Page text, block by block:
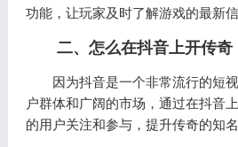
功能，让玩家及时了解游戏的最新信
二、怎么在抖音上开传奇
因为抖音是一个非常流行的短
户群体和广阔的市场，通过在抖音
的用户关注和参与，提升传奇的知名